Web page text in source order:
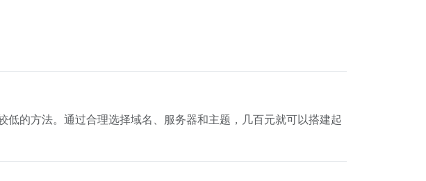
的方法。通过合理选择域名、服务器和主题，几百元就可以搭建起